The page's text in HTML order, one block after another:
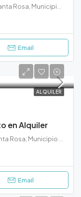
Email
ALQUILER
en Alquiler
Email